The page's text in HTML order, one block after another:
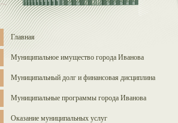
Главная
Муниципальное имущество города Иванова
Муниципальный долг и финансовая дисциплина
Муниципальные программы города Иванова
Оказание муниципальных услуг